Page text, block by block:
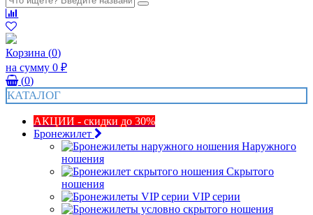
Корзина (0)
на сумму 0 ₽
(0)
КАТАЛОГ
АКЦИИ - скидки до 30%
Бронежилет
Наружного
ношения
Скрытого
ношения
VIP серии